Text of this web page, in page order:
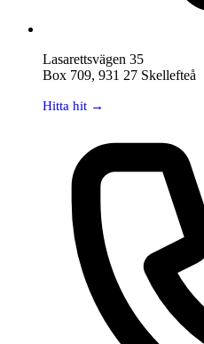
Lasarettsvägen 35
Box 709, 931 27 Skellefteå
Hitta hit →